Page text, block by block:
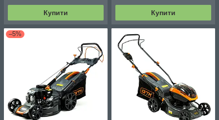
Купити Купити
–5%